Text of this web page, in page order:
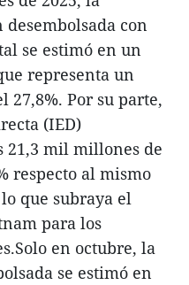
con
se estimó en un
representa un
Por su parte,
(IED)
21,3 mil millones de
respecto al mismo
que subraya el
para los
en octubre, la
se estimó en